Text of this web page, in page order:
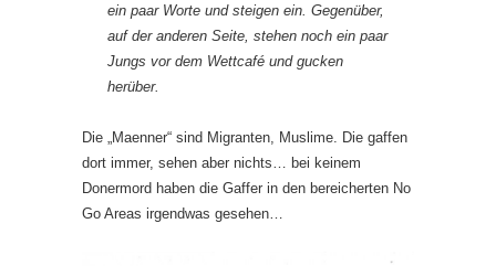
ein paar Worte und steigen ein. Gegenüber,
auf der anderen Seite, stehen noch ein paar
Jungs vor dem Wettcafé und gucken
herüber.
Die „Maenner“ sind Migranten, Muslime. Die gaffen
dort immer, sehen aber nichts… bei keinem
Donermord haben die Gaffer in den bereicherten No
Go Areas irgendwas gesehen…